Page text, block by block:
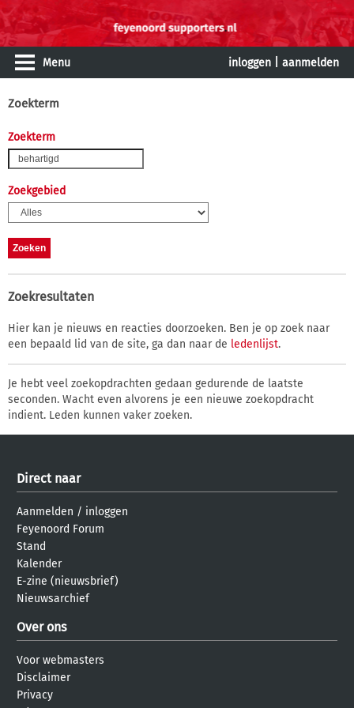
Menu inloggen aanmelden
Zoekterm
Zoekterm
Zoekgebied
Zoekresultaten
Hier kan je nieuws en reacties doorzoeken. Ben je op zoek naar
een bepaald lid van de site, ga dan naar de ledenlijst.
Je hebt veel zoekopdrachten gedaan gedurende de laatste
seconden. Wacht even alvorens je een nieuwe zoekopdracht
indient. Leden kunnen vaker zoeken.
Direct naar
Aanmelden / inloggen
Feyenoord Forum
Stand
Kalender
E-zine (nieuwsbrief)
Nieuwsarchief
Over ons
Voor webmasters
Disclaimer
Privacy